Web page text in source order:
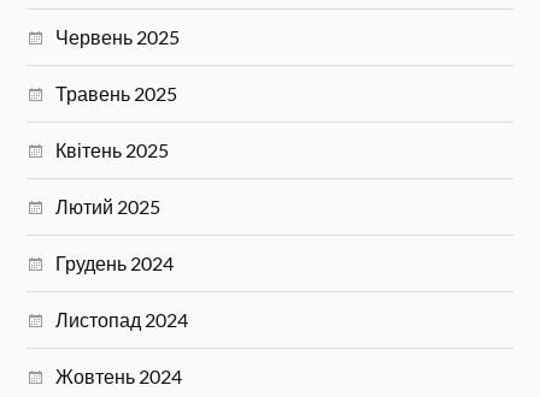
Червень 2025
Травень 2025
Квітень 2025
Лютий 2025
Грудень 2024
Листопад 2024
Жовтень 2024